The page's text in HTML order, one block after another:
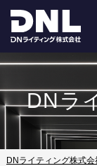
DNラ
DNライティング株式会